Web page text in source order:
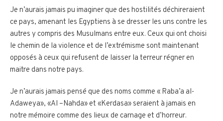
Je n’aurais jamais pu imaginer que des hostilités déchireraient
ce pays, amenant les Egyptiens à se dresser les uns contre les
autres y compris des Musulmans entre eux. Ceux qui ont choisi
le chemin de la violence et de l’extrémisme sont maintenant
opposés à ceux qui refusent de laisser la terreur régner en
maitre dans notre pays.
Je n’aurais jamais pensé que des noms comme « Raba’a al-
Adaweya», «Al –Nahda» et «Kerdasa» seraient à jamais en
notre mémoire comme des lieux de carnage et d’horreur.